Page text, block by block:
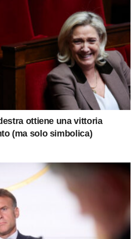
ottiene una vittoria
(ma solo simbolica)